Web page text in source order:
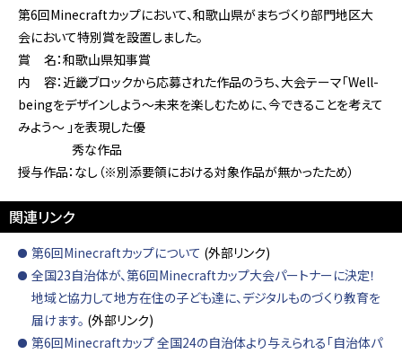
第6回Minecraftカップにおいて、和歌山県がまちづくり部門地区大
会において特別賞を設置しました。
賞 名：和歌山県知事賞
内 容：近畿ブロックから応募された作品のうち、大会テーマ「Well-
beingをデザインしよう～未来を楽しむために、今できることを考えて
みよう～ 」を表現した優
秀な作品
授与作品：なし（※別添要領における対象作品が無かったため）
関連リンク
第6回Minecraftカップについて (外部リンク)
全国23自治体が、第6回Minecraftカップ大会パートナーに決定！
地域と協力して地方在住の子ども達に、デジタルものづくり教育を
届けます。 (外部リンク)
第6回Minecraftカップ 全国24の自治体より与えられる「自治体パ